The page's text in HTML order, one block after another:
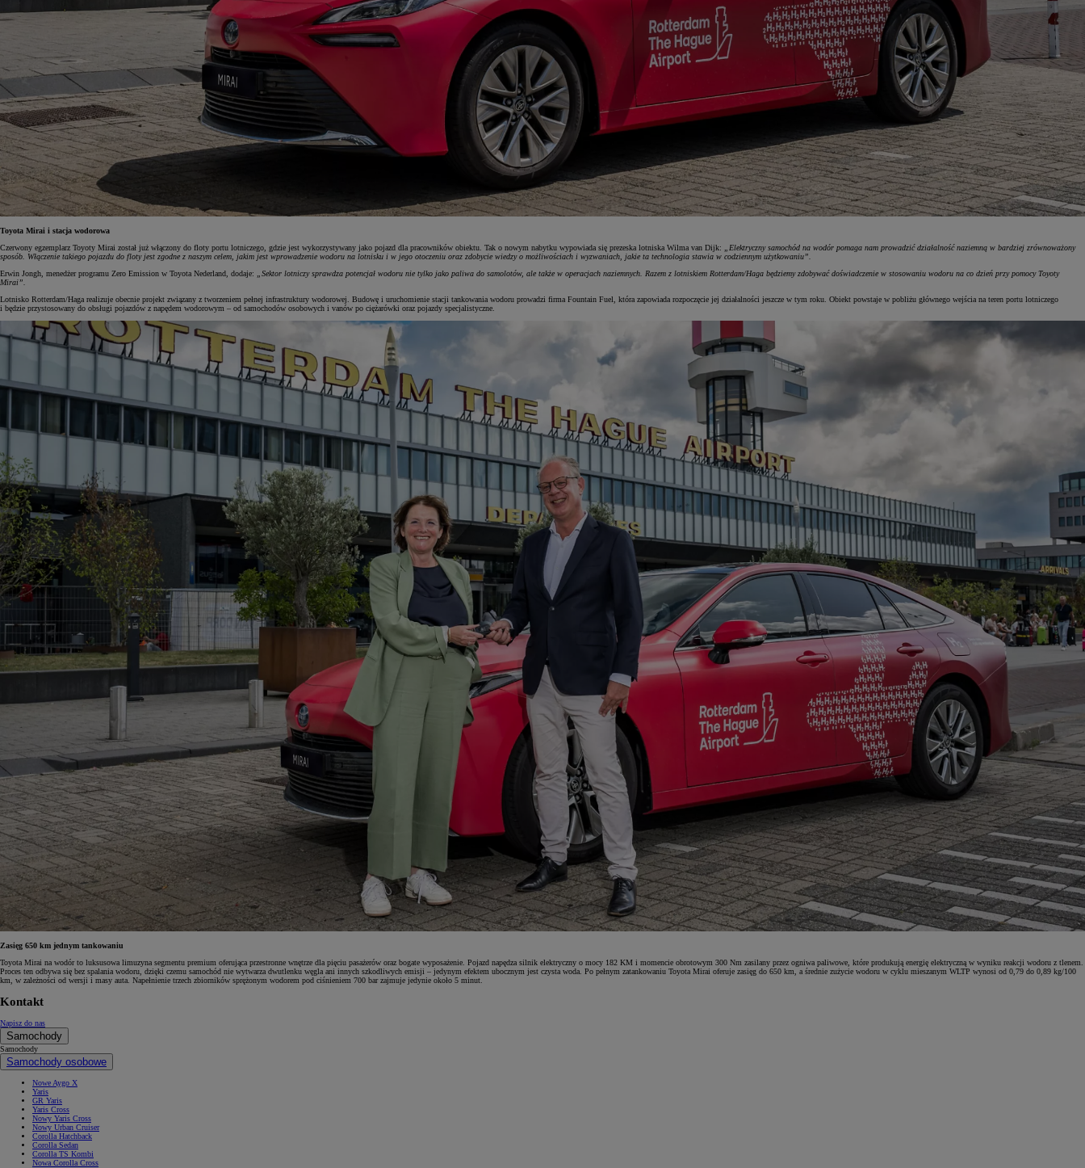
Od105 300 zł
Corolla Hatchback
HYBRID
Toyota Mirai i stacja wodorowa
Czerwony egzemplarz Toyoty Mirai został już włączony do floty portu lotniczego, gdzie jest wykorzystywany jako pojazd dla pracowników obiektu. Tak o nowym nabytku wypowiada się prezeska lotniska Wilma van Dijk: „Elektryczny samochód na wodór pomaga nam prowadzić działalność naziemną w bardziej zrównoważony
sposób. Włączenie takiego pojazdu do floty jest zgodne z naszym celem, jakim jest wprowadzenie wodoru na lotnisku i w jego otoczeniu oraz zdobycie wiedzy o możliwościach i wyzwaniach, jakie ta technologia stawia w codziennym użytkowaniu”.
Erwin Jongh, menedżer programu Zero Emission w Toyota Nederland, dodaje: „Sektor lotniczy sprawdza potencjał wodoru nie tylko jako paliwa do samolotów, ale także w operacjach naziemnych. Razem z lotniskiem Rotterdam/Haga będziemy zdobywać doświadczenie w stosowaniu wodoru na co dzień przy pomocy Toyoty
Mirai”.
Lotnisko Rotterdam/Haga realizuje obecnie projekt związany z tworzeniem pełnej infrastruktury wodorowej. Budowę i uruchomienie stacji tankowania wodoru prowadzi firma Fountain Fuel, która zapowiada rozpoczęcie jej działalności jeszcze w tym roku. Obiekt powstaje w pobliżu głównego wejścia na teren portu lotniczego
i będzie przystosowany do obsługi pojazdów z napędem wodorowym – od samochodów osobowych i vanów po ciężarówki oraz pojazdy specjalistyczne.
Zasięg 650 km jednym tankowaniu
Toyota Mirai na wodór to luksusowa limuzyna segmentu premium oferująca przestronne wnętrze dla pięciu pasażerów oraz bogate wyposażenie. Pojazd napędza silnik elektryczny o mocy 182 KM i momencie obrotowym 300 Nm zasilany przez ogniwa paliwowe, które produkują energię elektryczną w wyniku reakcji wodoru z tlenem.
Proces ten odbywa się bez spalania wodoru, dzięki czemu samochód nie wytwarza dwutlenku węgla ani innych szkodliwych emisji – jedynym efektem ubocznym jest czysta woda. Po pełnym zatankowaniu Toyota Mirai oferuje zasięg do 650 km, a średnie zużycie wodoru w cyklu mieszanym WLTP wynosi od 0,79 do 0,89 kg/100
km, w zależności od wersji i masy auta. Napełnienie trzech zbiorników sprężonym wodorem pod ciśnieniem 700 bar zajmuje jedynie około 5 minut.
Kontakt
Napisz do nas
Samochody
Samochody
Samochody osobowe
Nowe Aygo X
Yaris
GR Yaris
Yaris Cross
Nowy Yaris Cross
Nowy Urban Cruiser
Corolla Hatchback
Corolla Sedan
Corolla TS Kombi
Nowa Corolla Cross